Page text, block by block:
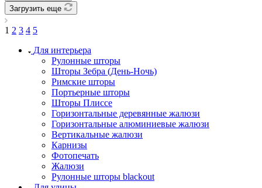
Загрузить еще
1 2 3 4 5
Для интерьера
Рулонные шторы
Шторы Зебра (День-Ночь)
Римские шторы
Портьерные шторы
Шторы Плиссе
Горизонтальные деревянные жалюзи
Горизонтальные алюминиевые жалюзи
Вертикальные жалюзи
Карнизы
Фотопечать
Жалюзи
Рулонные шторы blackout